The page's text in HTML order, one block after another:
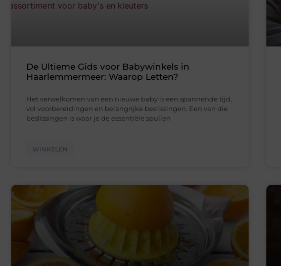
De Ultieme Gids voor Babywinkels in
Haarlemmermeer: Waarop Letten?
Het verwelkomen van een nieuwe baby is een spannende tijd,
vol voorbereidingen en belangrijke beslissingen. Een van die
beslissingen is waar je de essentiële spullen
WINKELEN